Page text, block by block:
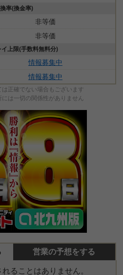
率(換金率)
非等価
非等価
上限(手数料無料分)
情報募集中
情報募集中
正確でない場合もございます
は一切の関係性がありません
営業の予想をする
ることはありません。